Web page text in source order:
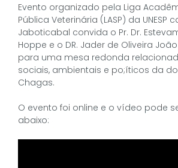
Evento organizado pela Liga
Pública Veterinária (LASP) da UNESP
Jaboticabal convida o Pr. Dr.
Hoppe e o DR. Jader de Oliveira
para uma mesa redonda
sociais, ambientais e po;íticos da
Chagas.
O evento foi online e o vídeo pode
abaixo: